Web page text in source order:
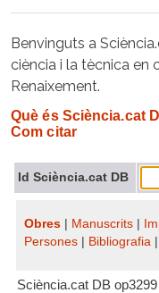
Benvinguts a
ciència i la tècnica en
Renaixement.
Què és Sciència.cat
Com citar
Id Sciència.cat DB
Obres Manuscrits
Persones
Bibliografia
Sciència.cat DB